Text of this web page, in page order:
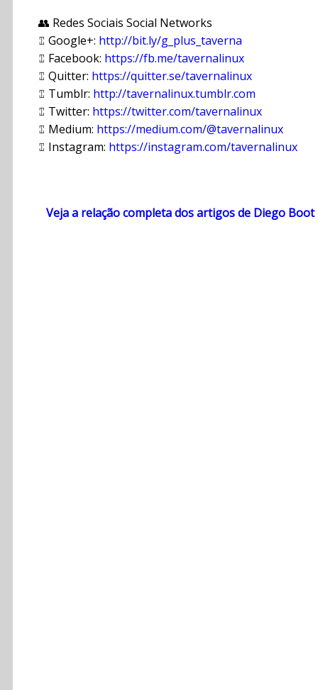
👥 Redes Sociais Social Networks
⑄ Google+: http://bit.ly/g_plus_taverna
⑄ Facebook: https://fb.me/tavernalinux
⑄ Quitter: https://quitter.se/tavernalinux
⑄ Tumblr: http://tavernalinux.tumblr.com
⑄ Twitter: https://twitter.com/tavernalinux
⑄ Medium: https://medium.com/@tavernalinux
⑄ Instagram: https://instagram.com/tavernalinux
Veja a relação completa dos artigos de Diego Boot